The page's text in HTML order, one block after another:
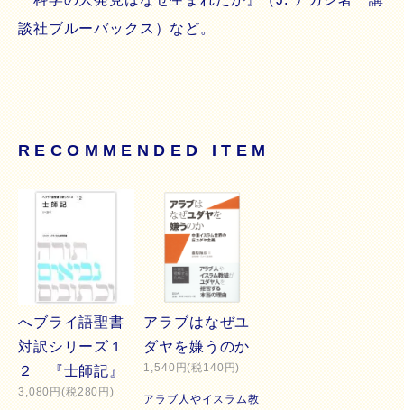
談社ブルーバックス）など。
RECOMMENDED ITEM
へブライ語聖書
対訳シリーズ１
２ 『士師記』
3,080円(税280円)
アラブはなぜユ
ダヤを嫌うのか
1,540円(税140円)
アラブ人やイスラム教